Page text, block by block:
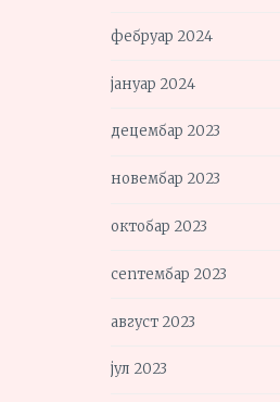
фебруар 2024
јануар 2024
децембар 2023
новембар 2023
октобар 2023
септембар 2023
август 2023
јул 2023